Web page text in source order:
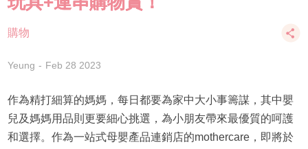
購物
Yeung Feb 28 2023
作為精打細算的媽媽，每日都要為家中大小事籌謀，其中嬰
兒及媽媽用品則更要細心挑選，為小朋友帶來最優質的呵護
和選擇。作為一站式母嬰產品連銷店的mothercare，即將於